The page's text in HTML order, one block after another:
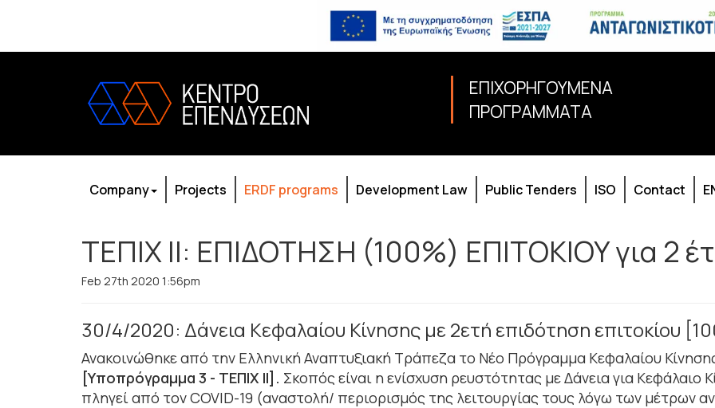
ΕΠΙΧΟΡΗΓΟΥΜΕΝΑ
ΠΡΟΓΡΑΜΜΑΤΑ
Company Projects ERDF programs Development Law Public Tenders ISO Contact
ΤΕΠΙΧ ΙΙ: ΕΠΙΔΟΤΗΣΗ (100%) ΕΠΙΤΟΚΙΟΥ για 2
Feb 27th 2020 1:56pm
30/4/2020: Δάνεια Κεφαλαίου Κίνησης με 2ετή επιδότηση επιτοκίου
Ανακοινώθηκε από την Ελληνική Αναπτυξιακή Τράπεζα το Νέο Πρόγραμμα Κεφαλαίου
[Υποπρόγραμμα 3 - ΤΕΠΙΧ ΙΙ]. Σκοπός είναι η ενίσχυση ρευστότητας με Δάνεια για Κεφάλαιο
πληγεί από τον COVID-19 (αναστολή/ περιορισμός της λειτουργίας τους λόγω των μέτρων